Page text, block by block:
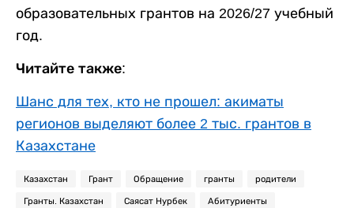
образовательных грантов на 2026/27 учебный
год.
Читайте также:
Шанс для тех, кто не прошел: акиматы
регионов выделяют более 2 тыс. грантов в
Казахстане
Казахстан Грант Обращение гранты родители
Гранты. Казахстан Саясат Нурбек Абитуриенты